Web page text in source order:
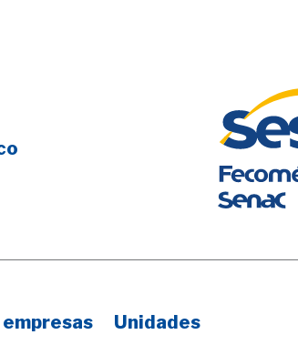
Unidades